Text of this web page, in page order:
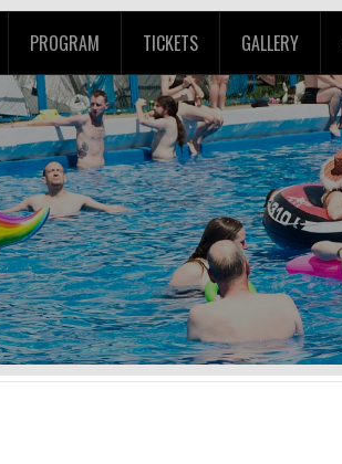
PROGRAM TICKETS GALLERY